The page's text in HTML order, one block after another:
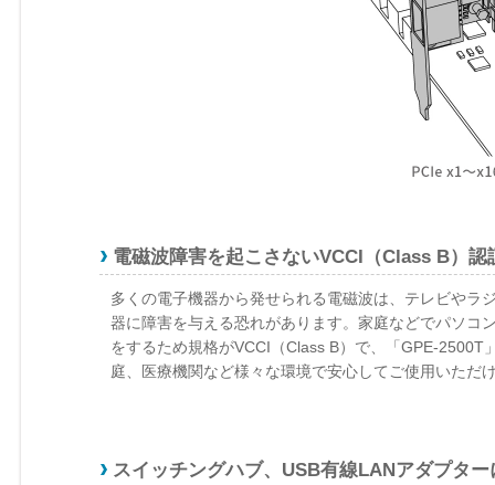
電磁波障害を起こさないVCCI（Class B）認
多くの電子機器から発せられる電磁波は、テレビやラ
器に障害を与える恐れがあります。家庭などでパソコ
をするため規格がVCCI（Class B）で、「GPE-
庭、医療機関など様々な環境で安心してご使用いただ
スイッチングハブ、USB有線LANアダプタ